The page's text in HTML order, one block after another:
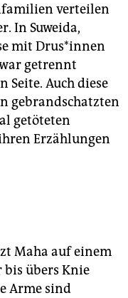
verteilen
In Suweida,
mit Drus*in­nen
getrennt
Seite. Auch diese
gebrandschatzten
getöteten
Erzählungen
Maha auf einem
übers Knie
Arme sind